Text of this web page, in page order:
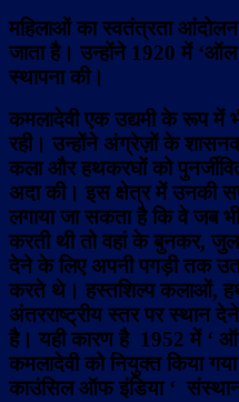
महिलाओं का स्वतंत्रता
जाता है। उन्होंने 1920 में ‘ऑल
स्थापना की।
कमलादेवी एक उद्यमी के रूप में
रही। उन्होंने अंग्रेज़ों के
कला और हथकरघों को
अदा की। इस क्षेत्र में उनकी
लगाया जा सकता है कि वे जब
करती थी तो वहां के बुनकर,
देने के लिए अपनी पगड़ी तक
करते थे। हस्तशिल्प कलाओं,
अंतरराष्ट्रीय स्तर पर स्थान
है। यही कारण है 1952 में ‘
कमलादेवी को नियुक्त किया
काउंसिल ऑफ इंडिया ‘ संस्थान